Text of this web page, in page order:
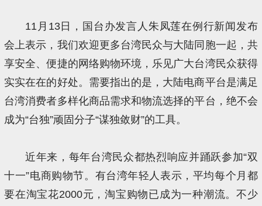
11月13日，国台办发言人朱凤莲在例行新闻发布
会上表示，我们欢迎更多台湾民众与大陆同胞一起，共
享安全、便捷的网络购物环境，乐见广大台湾民众获得
实实在在的好处。需要指出的是，大陆电商平台是满足
台湾消费者多样化商品需求和物流选择的平台，绝不会
成为“台独”顽固分子“谋独敛财”的工具。
近年来，每年台湾民众都热烈响应并踊跃参加“双
十一”电商购物节。有台湾年轻人表示，平均每个月都
要在淘宝花2000元，淘宝购物已成为一种潮流。不少